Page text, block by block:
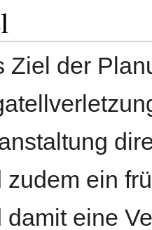
Ziel der
zudem ein
damit eine